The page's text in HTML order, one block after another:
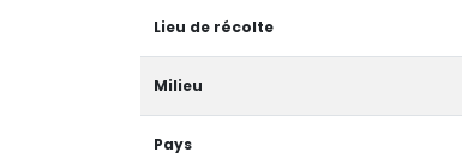
Lieu de récolte
Milieu
Pays